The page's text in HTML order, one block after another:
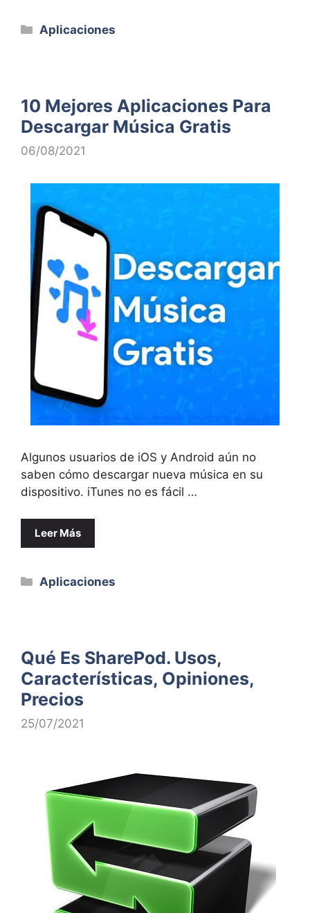
Categorías
Aplicaciones
10 Mejores Aplicaciones Para
Descargar Música Gratis
06/08/2021
Algunos usuarios de iOS y Android aún no
saben cómo descargar nueva música en su
dispositivo. iTunes no es fácil …
Leer Más
Categorías
Aplicaciones
Qué Es SharePod. Usos,
Características, Opiniones,
Precios
25/07/2021